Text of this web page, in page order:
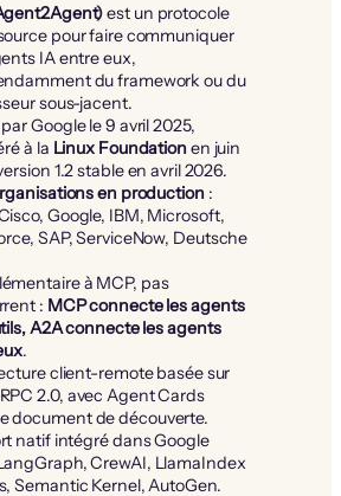
est un protocole
pour faire communiquer
IA entre eux,
du framework ou du
sous-jacent.
Google le 9 avril 2025,
à la Linux Foundation en juin
1.2 stable en avril 2026.
en production :
Google, IBM, Microsoft,
SAP, ServiceNow, Deutsche
à MCP, pas
: MCP connecte les agents
A2A connecte les agents
.
client-remote basée sur
2.0, avec Agent Cards
document de découverte.
natif intégré dans Google
CrewAI, LlamaIndex
Semantic Kernel, AutoGen.